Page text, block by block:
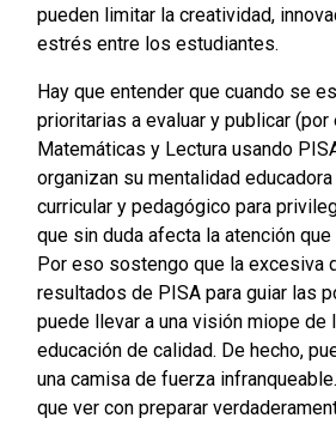
pueden limitar la creatividad,
estrés entre los estudiantes.
Hay que entender que cuando se
prioritarias a evaluar y publicar (por
Matemáticas y Lectura usando
organizan su mentalidad
curricular y pedagógico para
que sin duda afecta la atención
Por eso sostengo que la excesiva
resultados de PISA para guiar las
puede llevar a una visión miope de
educación de calidad. De hecho,
una camisa de fuerza
que ver con preparar